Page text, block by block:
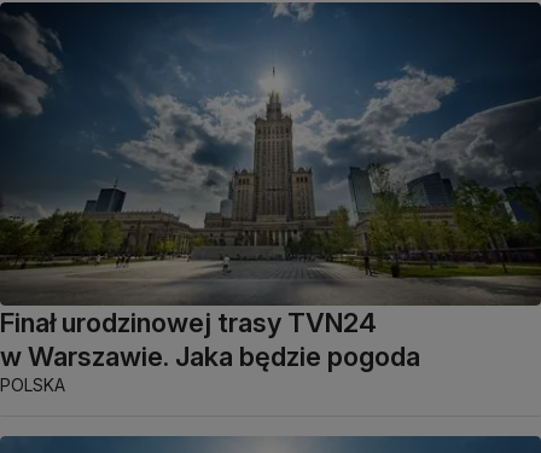
Finał urodzinowej trasy TVN24
w Warszawie. Jaka będzie pogoda
POLSKA